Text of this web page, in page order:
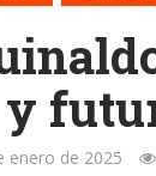
enero de 2025